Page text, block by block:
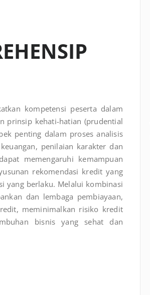
kompetensi peserta dalam
prinsip kehati-hatian (prudential
penting dalam proses analisis
penilaian karakter dan
memengaruhi kemampuan
rekomendasi kredit yang
yang berlaku. Melalui kombinasi
dan lembaga pembiayaan,
meminimalkan risiko kredit
bisnis yang sehat dan